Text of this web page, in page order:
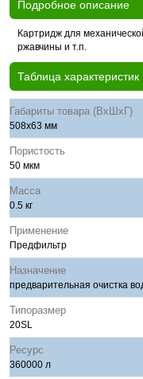
Подробное описание
Картридж для
ржавчины и т.п.
Таблица характеристик
Габариты товара (ВхШхГ)
508х63 мм
Пористость
50 мкм
Масса
0.5 кг
Применение
Предфильтр
Назначение
предварительная очистка
Типоразмер
20SL
Ресурс
360000 л